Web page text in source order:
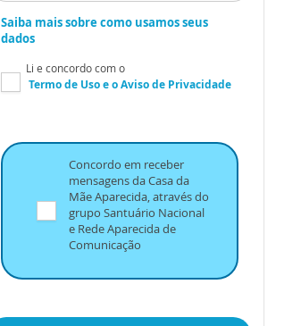
Saiba mais sobre como usamos seus
dados
Li e concordo com o
Termo de Usoe oAviso de Privacidade
Concordo em receber
mensagens da Casa da
Mãe Aparecida, através do
grupo Santuário Nacional
e Rede Aparecida de
Comunicação